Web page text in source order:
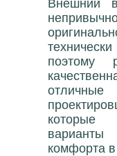
Внешний
поэтому
которые
комфорта